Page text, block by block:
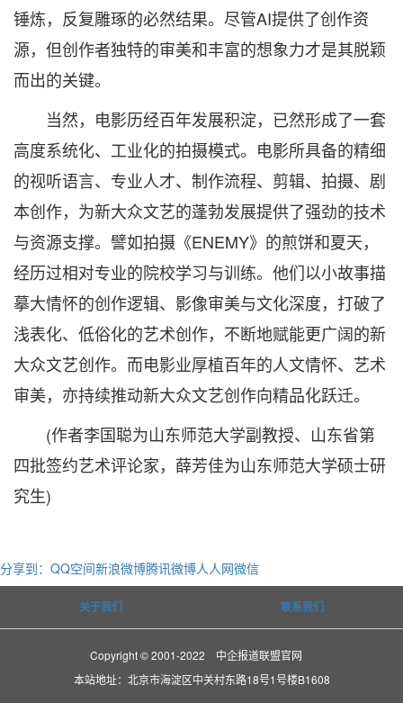
锤炼，反复雕琢的必然结果。尽管AI提供了创作资
源，但创作者独特的审美和丰富的想象力才是其脱颖
而出的关键。
当然，电影历经百年发展积淀，已然形成了一套
高度系统化、工业化的拍摄模式。电影所具备的精细
的视听语言、专业人才、制作流程、剪辑、拍摄、剧
本创作，为新大众文艺的蓬勃发展提供了强劲的技术
与资源支撑。譬如拍摄《ENEMY》的煎饼和夏天，
经历过相对专业的院校学习与训练。他们以小故事描
摹大情怀的创作逻辑、影像审美与文化深度，打破了
浅表化、低俗化的艺术创作，不断地赋能更广阔的新
大众文艺创作。而电影业厚植百年的人文情怀、艺术
审美，亦持续推动新大众文艺创作向精品化跃迁。
(作者李国聪为山东师范大学副教授、山东省第
四批签约艺术评论家，薛芳佳为山东师范大学硕士研
究生)
分享到： QQ空间新浪微博腾讯微博人人网微信
关于我们 联系我们
Copyright © 2001-2022 中企报道联盟官网
本站地址：北京市海淀区中关村东路18号1号楼B1608